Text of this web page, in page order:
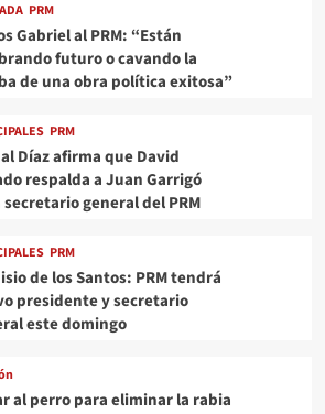
PRM
Gabriel al PRM: “Están
futuro o cavando la
de una obra política exitosa”
PRM
Díaz afirma que David
respalda a Juan Garrigó
secretario general del PRM
PRM
de los Santos: PRM tendrá
presidente y secretario
este domingo
al perro para eliminar la rabia